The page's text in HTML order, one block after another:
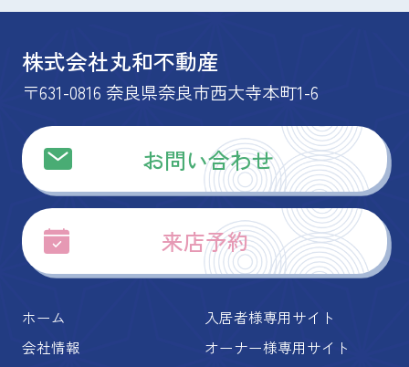
株式会社丸和不動産
〒631-0816 奈良県奈良市西大寺本町1-6
お問い合わせ
来店予約
ホーム
会社情報
入居者様専用サイト
オーナー様専用サイト